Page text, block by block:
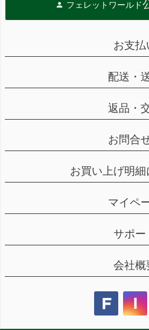
フェレットワールド
お支払
配送・
返品・
お問合
お買い上げ明細
マイペ
サポー
会社概